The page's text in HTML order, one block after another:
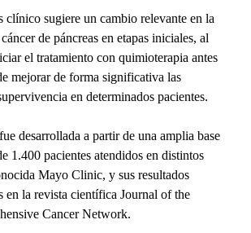
clínico sugiere un cambio relevante en la
de páncreas en etapas iniciales, al
el tratamiento con quimioterapia antes
mejorar de forma significativa las
en determinados pacientes.
desarrollada a partir de una amplia base
1.400 pacientes atendidos en distintos
Mayo Clinic, y sus resultados
en la revista científica Journal of the
Cancer Network.